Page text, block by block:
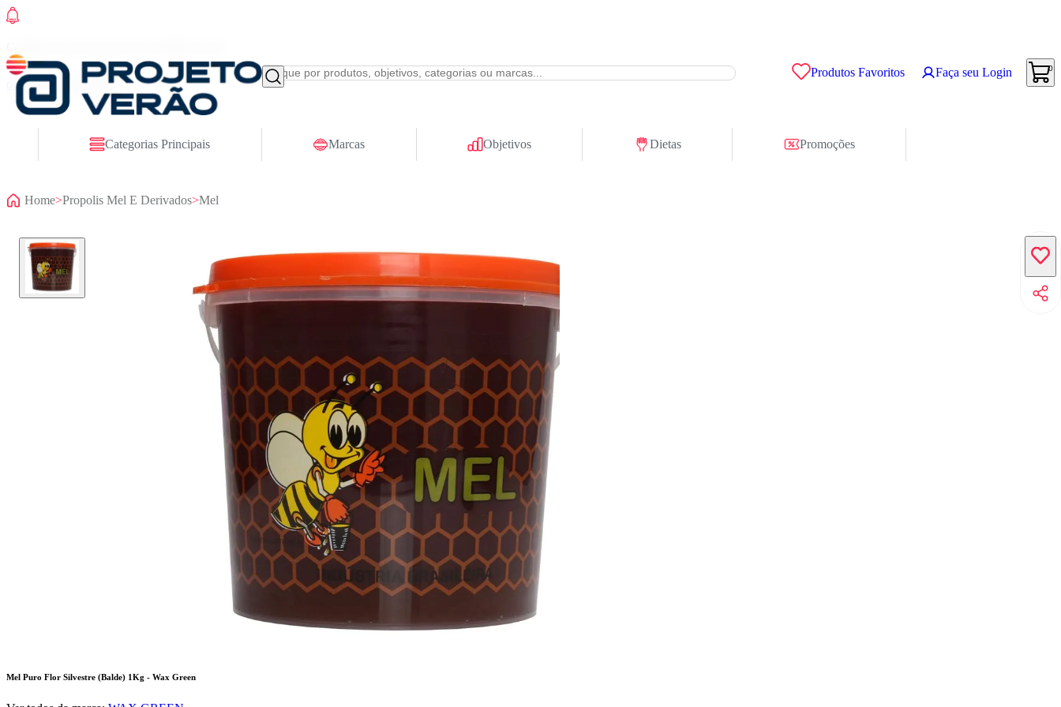
ofertas especiais
Produtos Favoritos Faça seu Login 0
Categorias Principais Marcas Objetivos Dietas Promoções
Home>Propolis Mel E Derivados>Mel
Mel Puro Flor Silvestre (Balde) 1Kg - Wax Green